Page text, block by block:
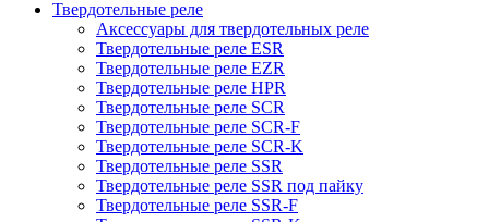
Твердотельные реле
Аксессуары для твердотельных реле
Твердотельные реле ESR
Твердотельные реле EZR
Твердотельные реле HPR
Твердотельные реле SCR
Твердотельные реле SCR-F
Твердотельные реле SCR-K
Твердотельные реле SSR
Твердотельные реле SSR под пайку
Твердотельные реле SSR-F